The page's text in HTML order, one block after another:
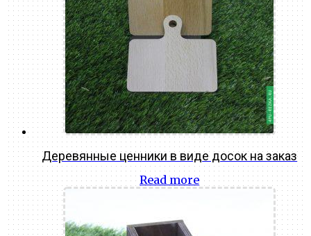
Деревянные ценники в виде досок на заказ
Read more